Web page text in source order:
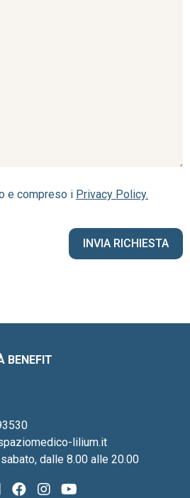
e compreso i Privacy Policy.
BENEFIT
lilium.it
dalle 8.00 alle 20.00